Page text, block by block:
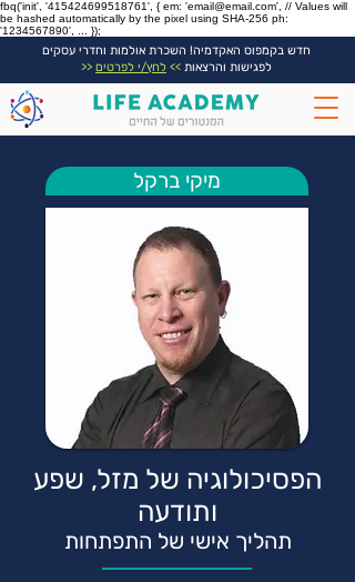
fbq('init', '415424699518761', { em: 'email@email.com', // Values will
be hashed automatically by the pixel using SHA-256 ph:
'1234567890', ... });
חדש בקמפוס האקדמיה! השכרת אולמות וחדרי עסקים
לפגישות והרצאות >> לחץ/י לפרטים <<
מיקי ברקל
הפסיכולוגיה של מזל, שפע
ותודעה
תהליך אישי של התפתחות